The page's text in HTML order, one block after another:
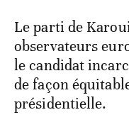
Le parti de
observateurs
le candidat
de façon
présidentielle.